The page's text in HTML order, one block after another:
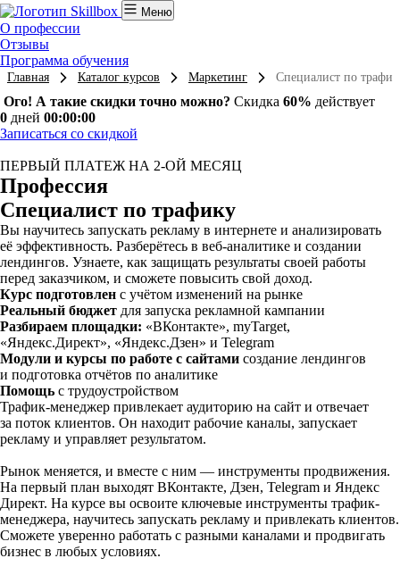
Меню
О профессии
Отзывы
Программа обучения
Главная Каталог курсов Маркетинг Специалист по
Ого! А такие скидки точно можно? Скидка 60% действует
0 дней 00:00:00
Записаться со скидкой
ПЕРВЫЙ ПЛАТЕЖ НА 2-ОЙ МЕСЯЦ
Профессия
Специалист по трафику
Вы научитесь запускать рекламу в интернете и анализировать
её эффективность. Разберётесь в веб-аналитике и создании
лендингов. Узнаете, как защищать результаты своей работы
перед заказчиком, и сможете повысить свой доход.
Курс подготовлен c учётом изменений на рынке
Реальный бюджет для запуска рекламной кампании
Разбираем площадки: «ВКонтакте», myTarget,
«Яндекс.Директ», «Яндекс.Дзен» и Telegram
Модули и курсы по работе с сайтами создание лендингов
и подготовка отчётов по аналитике
Помощь с трудоустройством
Трафик-менеджер привлекает аудиторию на сайт и отвечает
за поток клиентов. Он находит рабочие каналы, запускает
рекламу и управляет результатом.
Рынок меняется, и вместе с ним — инструменты продвижения.
На первый план выходят ВКонтакте, Дзен, Telegram и Яндекс
Директ. На курсе вы освоите ключевые инструменты трафик-
менеджера, научитесь запускать рекламу и привлекать клиентов.
Сможете уверенно работать с разными каналами и продвигать
бизнес в любых условиях.